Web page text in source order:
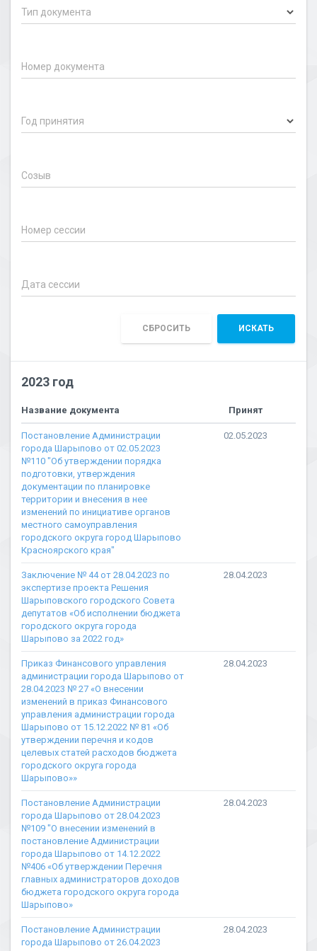
Тип документа
Номер документа
Год принятия
Созыв
Номер сессии
СБРОСИТЬ ИСКАТЬ
2023 год
Название документа Принят
Постановление Администрации
города Шарыпово от 02.05.2023
№110 "Об утверждении порядка
подготовки, утверждения
документации по планировке
территории и внесения в нее
изменений по инициативе органов
местного самоуправления
городского округа город Шарыпово
Красноярского края"
02.05.2023
Заключение № 44 от 28.04.2023 по
экспертизе проекта Решения
Шарыповского городского Совета
депутатов «Об исполнении бюджета
городского округа города
Шарыпово за 2022 год»
28.04.2023
Приказ Финансового управления
администрации города Шарыпово от
28.04.2023 № 27 «О внесении
изменений в приказ Финансового
управления администрации города
Шарыпово от 15.12.2022 № 81 «Об
утверждении перечня и кодов
целевых статей расходов бюджета
городского округа города
Шарыпово»»
28.04.2023
Постановление Администрации
города Шарыпово от 28.04.2023
№109 "О внесении изменений в
постановление Администрации
города Шарыпово от 14.12.2022
№406 «Об утверждении Перечня
главных администраторов доходов
бюджета городского округа города
Шарыпово»
28.04.2023
Постановление Администрации
города Шарыпово от 26.04.2023
28.04.2023